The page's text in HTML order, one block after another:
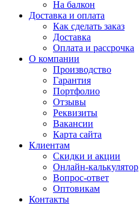
На балкон
Доставка и оплата
Как сделать заказ
Доставка
Оплата и рассрочка
О компании
Производство
Гарантия
Портфолио
Отзывы
Реквизиты
Вакансии
Карта сайта
Клиентам
Скидки и акции
Онлайн-калькулятор
Вопрос-ответ
Оптовикам
Контакты